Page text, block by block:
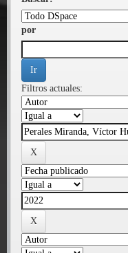
por
Filtros actuales: